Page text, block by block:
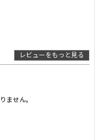
レビューをもっと見る
ません。